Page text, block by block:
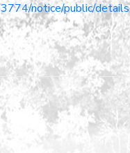
notice/public/details